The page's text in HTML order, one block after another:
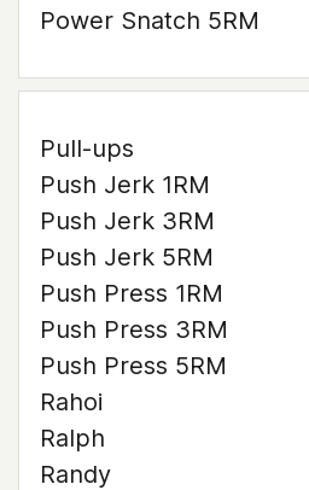
Power Snatch 5RM
Pull-ups
Push Jerk 1RM
Push Jerk 3RM
Push Jerk 5RM
Push Press 1RM
Push Press 3RM
Push Press 5RM
Rahoi
Ralph
Randy